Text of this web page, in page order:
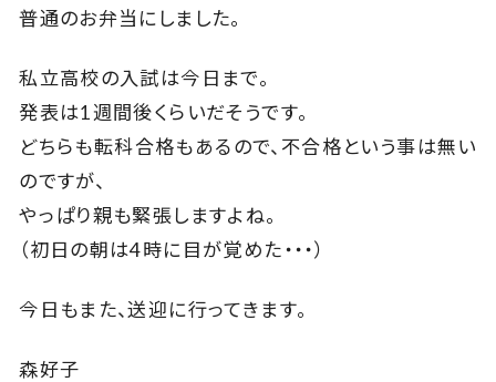
普通のお弁当にしました。
私立高校の入試は今日まで。
発表は1週間後くらいだそうです。
どちらも転科合格もあるので、不合格という事は無い
のですが、
やっぱり親も緊張しますよね。
（初日の朝は4時に目が覚めた・・・）
今日もまた、送迎に行ってきます。
森好子